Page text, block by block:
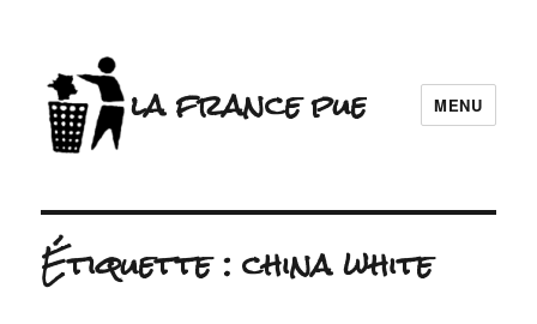
la france pue MENU
Étiquette :china white